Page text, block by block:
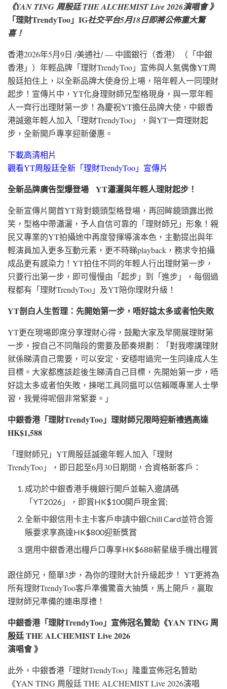
《YAN TING 周殷廷 THE ALCHEMIST Live 2026演唱會 》
「理財TrendyToo」IG社交平台5月18日即將公佈重大驚
喜！
香港2026年5月9日 /美通社/ — 中國銀行（香港）（「中銀
香港」）年輕品牌「理財TrendyToo」宣佈與人氣偶像YT周
殷廷拍住上，以全新品牌大使身份上場，陪年輕人一同理財
起步！宣傳片中，YT化身理財師兄型格現身，與一眾年輕
人一齊行出理財第一步！為慶祝YT擔任品牌大使，中銀香
港誠邀年輕人加入「理財TrendyToo」，與YT一齊理財起
步， 全新開戶專享迎新優惠。
下載高清相片
觀看YT周殷廷全新「理財TrendyToo」宣傳片
全新品牌廣告型爆登場 YT瀟灑與年輕人理財起步！
全新宣傳片開首YT背對鏡頭型格登場，再回眸鏡頭露出微
笑，型格中帶瀟灑，予人自信可靠的「理財師兄」形象！親
民又專業的YT拍攝途中再度發揮導演本色，主動提出與年
輕演員加入更多互動元素，更不時睇playback，務求令拍攝
成品更有感染力！YT拍住不同的年輕人行出理財第一步，
只要行出第一步，即可慢慢由「起步」到「進步」，每個過
程都有「理財TrendyToo」及YT陪你理財升級！
YT剖白人生哲理：先開始第一步，唔好諗太多或者怕失敗
YT更在現場即席分享理財心得，鼓勵大家及早開展理財第
一步，按自己不同階段的需要及節奏規劃：「對我嚟講理財
就係睇清自己需要，可以安定、安穩咁過完一生同達成人生
目標。大家都應該趁後生睇清自己目標，先開始第一步，唔
好諗太多或者怕失敗，揀啱工具同揾可以信賴嘅專業人士學
習，我覺得呢個非常緊要。」
中銀香港「理財TrendyToo」理財師兄限時迎新禮遇高達
HK$1,588
「理財師兄」YT周殷廷誠邀年輕人加入「理財
TrendyToo」，即日起至6月30日期間，合資格新客戶：
成功於中銀香港手機銀行開戶並輸入邀請碼
「YT2026」，即賞HK$100開戶現金賞;
全新中銀信用卡主卡客戶申請中銀Chill Card並符合簽
賬要求享高達HK$800迎新獎賞
選用中銀香港出糧戶口專享HK$688薪星級手機出糧賞
跟住師兄，簡單3步，為你的理財大計升級起步！ YT更將為
所有理財TrendyToo客戶準備驚喜大抽獎，馬上開戶，贏取
理財師兄準備的連串厚禮！
中銀香港「理財TrendyToo」宣佈冠名贊助《YAN TING 周
殷廷 THE ALCHEMIST Live 2026
演唱會 》
此外，中銀香港「理財TrendyToo」隆重宣佈冠名贊助
《YAN TING 周殷廷 THE ALCHEMIST Live 2026演唱